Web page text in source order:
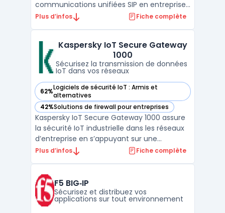
communications unifiées SIP en entreprise
et gère les flux entre réseaux internes et
besoins des grandes structures disposant
de déploiements voix et vidé ...
Plus d’infos Fiche complète
Kaspersky IoT Secure Gateway
1000
Sécurisez la transmission de données
IoT dans vos réseaux
62%Logiciels de sécurité IoT : Armis et
alternatives
— voir Kaspersky IoT Secure Gateway 1000 dans cette
42%Solutions de firewall pour entreprises
— voir Kaspersky IoT Secure Gateway 1000 dans cette
Kaspersky IoT Secure Gateway 1000 assure
la sécurité IoT industrielle dans les réseaux
d’entreprise en s’appuyant sur une
architecture cyber-immune basée sur
opérateurs de smart cities confrontés à
l’augment ...
Plus d’infos Fiche complète
F5 BIG‑IP
Sécurisez et distribuez vos
applications sur tout environnement